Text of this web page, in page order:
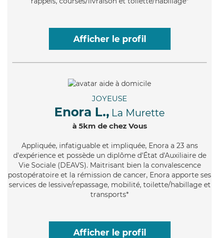
Afficher le profil
JOYEUSE
Enora L., La Murette
à 5km de chez Vous
Appliquée, infatiguable et impliquée, Enora a 23 ans
d'expérience et possède un diplôme d'État d'Auxiliaire de
Vie Sociale (DEAVS). Maitrisant bien la convalescence
postopératoire et la rémission de cancer, Enora apporte ses
services de lessive/repassage, mobilité, toilette/habillage et
transports*
Afficher le profil